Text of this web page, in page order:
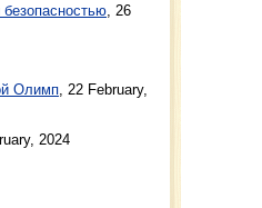
, 26
Олимп, 22 February,
2024